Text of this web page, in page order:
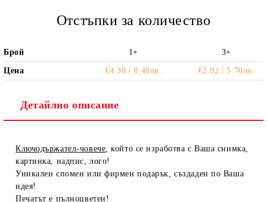
Отстъпки за количество
Брой 1+ 3+
Цена €4.30 8.40лв. €2.92 5.70лв.
Детайлно описание
Ключодържател-човече, който се изработва с Ваша снимка,
картинка, надпис, лого!
Уникален спомен или фирмен подарък, създаден по Ваша
идея!
Печатът е пълноцветен!